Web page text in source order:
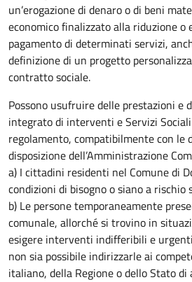
un’erogazione di denaro o di beni
economico finalizzato alla riduzione o
pagamento di determinati servizi,
definizione di un progetto
contratto sociale.
Possono usufruire delle prestazioni e
integrato di interventi e Servizi
regolamento, compatibilmente con le
disposizione dell’Amministrazione
a) I cittadini residenti nel Comune di
condizioni di bisogno o siano a rischio
b) Le persone temporaneamente
comunale, allorché si trovino in
esigere interventi indifferibili e
non sia possibile indirizzarle ai
italiano, della Regione o dello Stato di